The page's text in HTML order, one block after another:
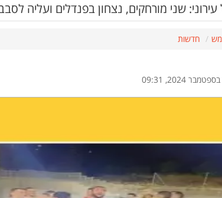
שני מורחקים, נצחון בפנדלים ועליה
חדשות